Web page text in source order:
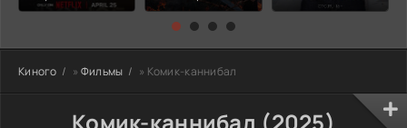
Киного » Фильмы » Комик-каннибал